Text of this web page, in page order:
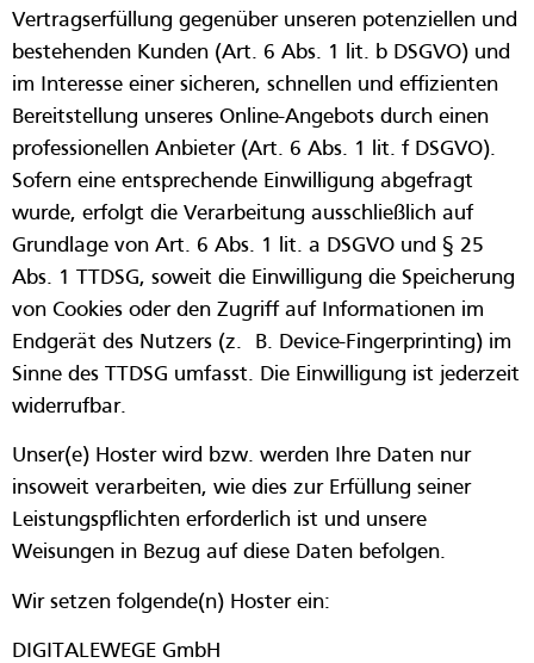
Vertragserfüllung gegenüber unseren potenziellen und
bestehenden Kunden (Art. 6 Abs. 1 lit. b DSGVO) und
im Interesse einer sicheren, schnellen und effizienten
Bereitstellung unseres Online-Angebots durch einen
professionellen Anbieter (Art. 6 Abs. 1 lit. f DSGVO).
Sofern eine entsprechende Einwilligung abgefragt
wurde, erfolgt die Verarbeitung ausschließlich auf
Grundlage von Art. 6 Abs. 1 lit. a DSGVO und § 25
Abs. 1 TTDSG, soweit die Einwilligung die Speicherung
von Cookies oder den Zugriff auf Informationen im
Endgerät des Nutzers (z. B. Device-Fingerprinting) im
Sinne des TTDSG umfasst. Die Einwilligung ist jederzeit
widerrufbar.
Unser(e) Hoster wird bzw. werden Ihre Daten nur
insoweit verarbeiten, wie dies zur Erfüllung seiner
Leistungspflichten erforderlich ist und unsere
Weisungen in Bezug auf diese Daten befolgen.
Wir setzen folgende(n) Hoster ein:
DIGITALEWEGE GmbH